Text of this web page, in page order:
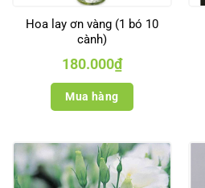
Hoa lay ơn vàng (1 bó 10
cành)
180.000₫
Mua hàng